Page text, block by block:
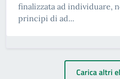
finalizzata ad individuare,
principi di ad...
Carica altri